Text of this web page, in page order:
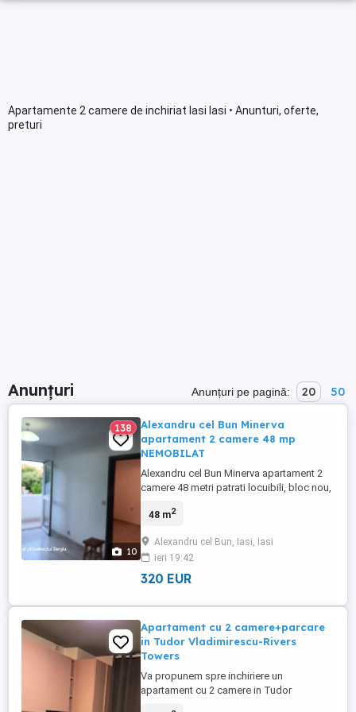
Apartamente 2 camere de inchiriat Iasi Iasi • Anunturi, oferte,
preturi
Anunțuri Anunțuri pe pagină: 20 50
10
138
Alexandru cel Bun Minerva
apartament 2 camere 48 mp
NEMOBILAT
Alexandru cel Bun Minerva apartament 2
camere 48 metri patrati locuibili, bloc nou,
termica proprie cu termostat de ambianta,
conditionat, usa metalica, scara cu
interfon, tamplarie exterioara termopan,
bloc izolat termic ...
48 m2
Alexandru cel Bun, Iasi, Iasi
ieri 19:42
320 EUR
Apartament cu 2 camere+parcare
in Tudor Vladimirescu-Rivers
Towers
Va propunem spre inchiriere un
apartament cu 2 camere in Tudor